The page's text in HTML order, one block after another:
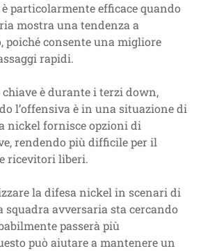
particolarmente efficace quando
mostra una tendenza a
poiché consente una migliore
rapidi.
è durante i terzi down,
l’offensiva è in una situazione di
nickel fornisce opzioni di
rendendo più difficile per il
ricevitori liberi.
la difesa nickel in scenari di
avversaria sta cercando
passerà più
può aiutare a mantenere un